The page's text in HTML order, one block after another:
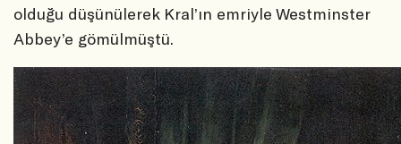
olduğu düşünülerek Kral’ın emriyle Westminster
Abbey’e gömülmüştü.